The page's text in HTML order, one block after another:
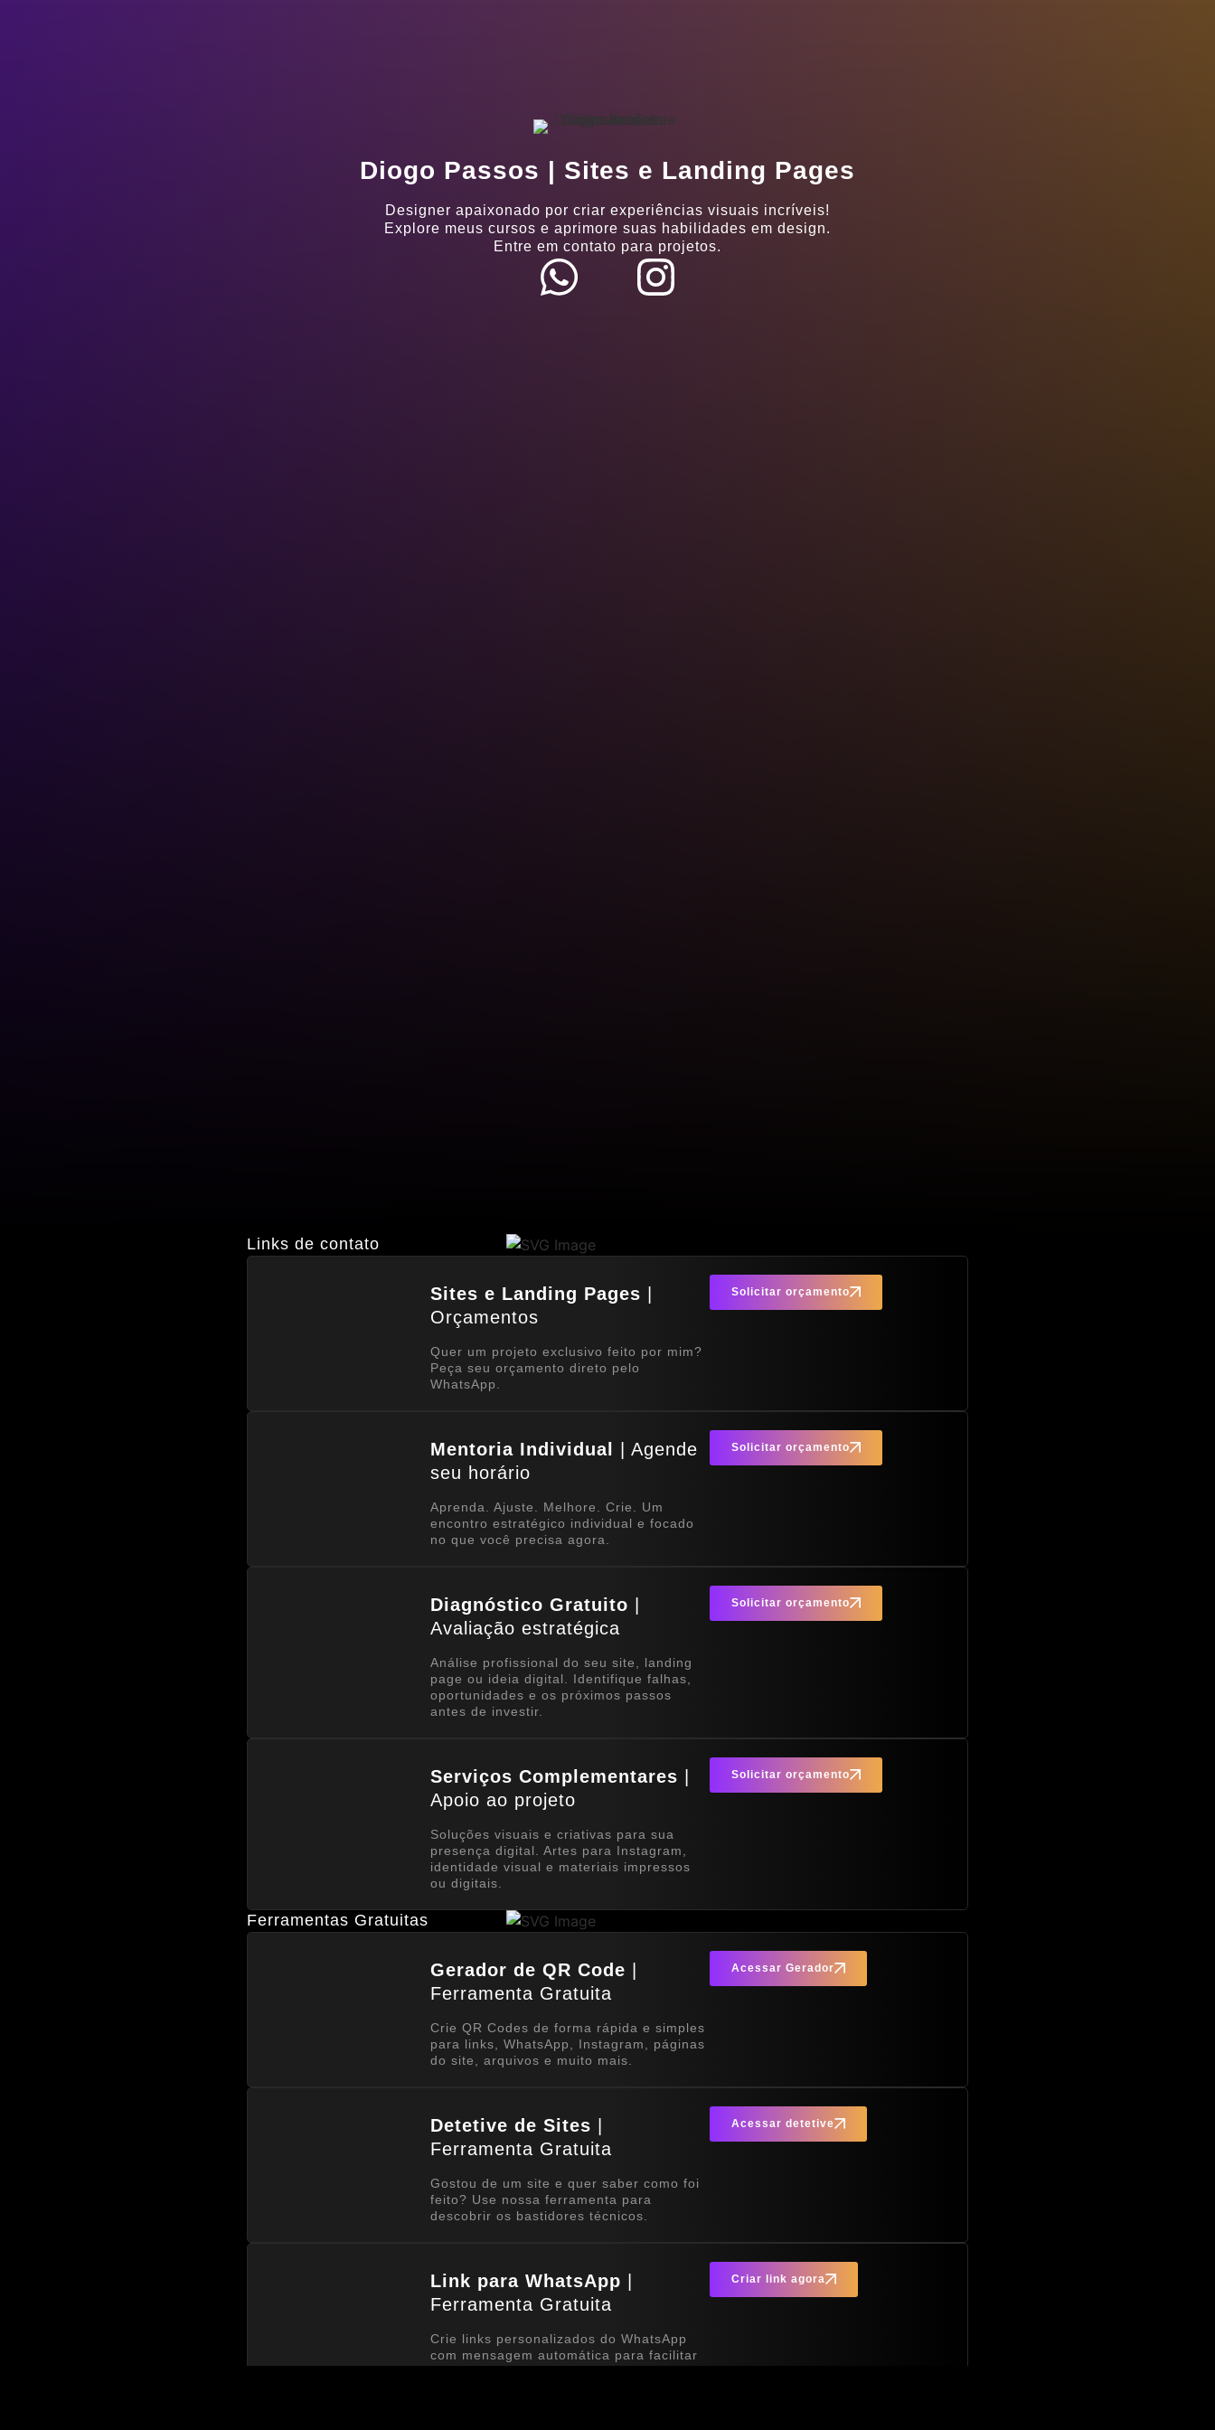
Diogo Passos | Sites e Landing Pages
Designer apaixonado por criar experiências visuais incríveis!
Explore meus cursos e aprimore suas habilidades em design.
Entre em contato para projetos.
Links de contato
Sites e Landing Pages |
Orçamentos
Quer um projeto exclusivo feito por mim?
Peça seu orçamento direto pelo
WhatsApp.
Solicitar orçamento
Mentoria Individual | Agende
seu horário
Aprenda. Ajuste. Melhore. Crie. Um
encontro estratégico individual e focado
no que você precisa agora.
Solicitar orçamento
Diagnóstico Gratuito |
Avaliação estratégica
Análise profissional do seu site, landing
page ou ideia digital. Identifique falhas,
oportunidades e os próximos passos
antes de investir.
Solicitar orçamento
Serviços Complementares |
Apoio ao projeto
Soluções visuais e criativas para sua
presença digital. Artes para Instagram,
identidade visual e materiais impressos
ou digitais.
Solicitar orçamento
Ferramentas Gratuitas
Gerador de QR Code |
Ferramenta Gratuita
Crie QR Codes de forma rápida e simples
para links, WhatsApp, Instagram, páginas
do site, arquivos e muito mais.
Acessar Gerador
Detetive de Sites |
Ferramenta Gratuita
Gostou de um site e quer saber como foi
feito? Use nossa ferramenta para
descobrir os bastidores técnicos.
Acessar detetive
Link para WhatsApp |
Ferramenta Gratuita
Crie links personalizados do WhatsApp
com mensagem automática para facilitar
Criar link agora